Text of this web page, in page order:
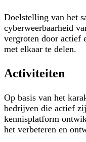
Doelstelling van het
cyberweerbaarheid
vergroten door actief
met elkaar te delen.
Activiteiten
Op basis van het
bedrijven die actief
kennisplatform
het verbeteren en